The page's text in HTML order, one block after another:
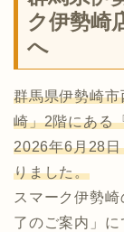
ク伊勢崎
へ
群馬県伊勢崎
崎」2階にある
2026年6月28
りました。
スマーク伊勢
了のご案内」に